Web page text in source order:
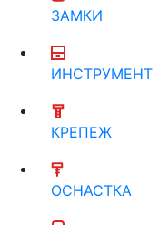
ЗАМКИ
ИНСТРУМЕНТ
КРЕПЕЖ
ОСНАСТКА